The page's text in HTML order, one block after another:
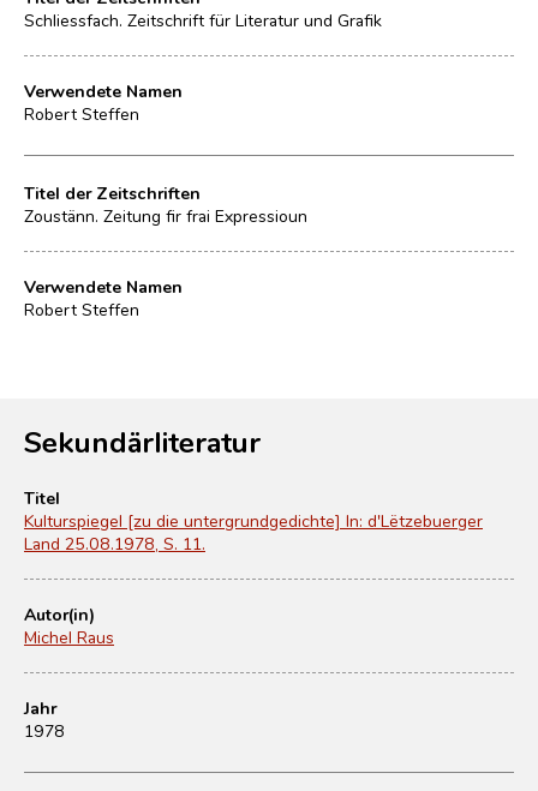
Schliessfach. Zeitschrift für Literatur und Grafik
Verwendete Namen
Robert Steffen
Titel der Zeitschriften
Zoustänn. Zeitung fir frai Expressioun
Verwendete Namen
Robert Steffen
Sekundärliteratur
Titel
Kulturspiegel [zu die untergrundgedichte] In: d'Lëtzebuerger
Land 25.08.1978, S. 11.
Autor(in)
Michel Raus
Jahr
1978